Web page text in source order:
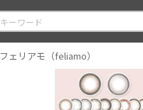
フェリアモ（feliamo）